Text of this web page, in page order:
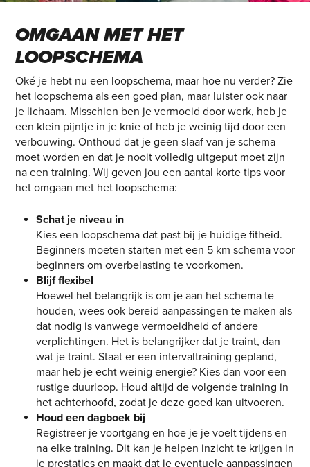
OMGAAN MET HET
LOOPSCHEMA
Oké je hebt nu een loopschema, maar hoe nu verder? Zie
het loopschema als een goed plan, maar luister ook naar
je lichaam. Misschien ben je vermoeid door werk, heb je
een klein pijntje in je knie of heb je weinig tijd door een
verbouwing. Onthoud dat je geen slaaf van je schema
moet worden en dat je nooit volledig uitgeput moet zijn
na een training. Wij geven jou een aantal korte tips voor
het omgaan met het loopschema:
Schat je niveau in
Kies een loopschema dat past bij je huidige fitheid.
Beginners moeten starten met een 5 km schema voor
beginners om overbelasting te voorkomen.
Blijf flexibel
Hoewel het belangrijk is om je aan het schema te
houden, wees ook bereid aanpassingen te maken als
dat nodig is vanwege vermoeidheid of andere
verplichtingen. Het is belangrijker dat je traint, dan
wat je traint. Staat er een intervaltraining gepland,
maar heb je echt weinig energie? Kies dan voor een
rustige duurloop. Houd altijd de volgende training in
het achterhoofd, zodat je deze goed kan uitvoeren.
Houd een dagboek bij
Registreer je voortgang en hoe je je voelt tijdens en
na elke training. Dit kan je helpen inzicht te krijgen in
je prestaties en maakt dat je eventuele aanpassingen